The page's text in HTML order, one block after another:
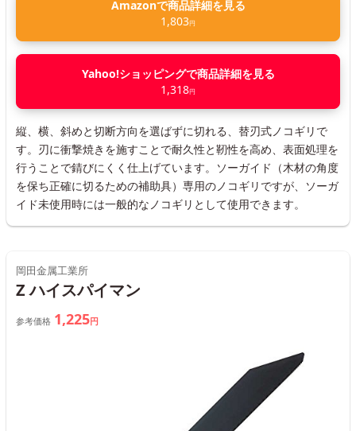
Amazonで商品詳細を見る
1,803円
Yahoo!ショッピングで商品詳細を見る
1,318円
縦、横、斜めと切断方向を選ばずに切れる、替刃式ノコギリで
す。刃に衝撃焼きを施すことで耐久性と靭性を高め、表面処理を
行うことで錆びにくく仕上げています。ソーガイド（木材の角度
を保ち正確に切るための補助具）専用のノコギリですが、ソーガ
イド未使用時には一般的なノコギリとして使用できます。
岡田金属工業所
Z ハイスパイマン
参考価格 1,225円